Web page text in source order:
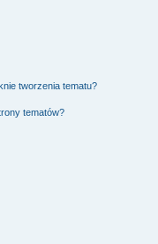
tworzenia tematu?
tematów?